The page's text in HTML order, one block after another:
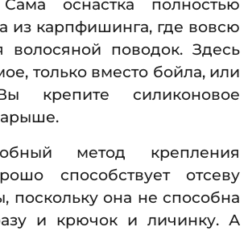
оснастка полностью
из карпфишинга, где вовсю
волосяной поводок. Здесь
только вместо бойла, или
крепите силиконовое
метод крепления
способствует отсеву
поскольку она не способна
и крючок и личинку. А